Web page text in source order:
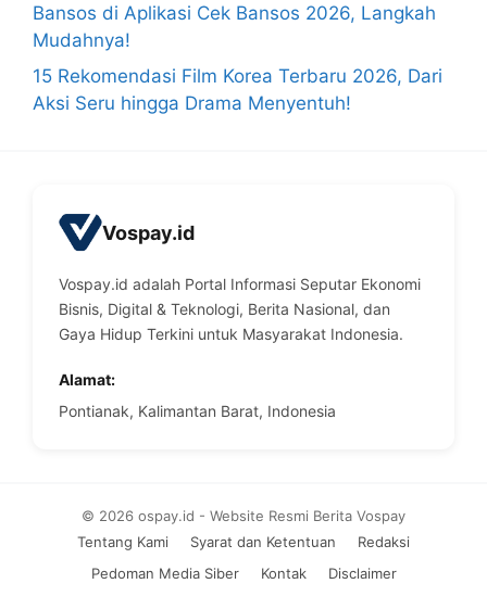
Bansos di Aplikasi Cek Bansos 2026, Langkah
Mudahnya!
15 Rekomendasi Film Korea Terbaru 2026, Dari
Aksi Seru hingga Drama Menyentuh!
Vospay.id
Vospay.id adalah Portal Informasi Seputar Ekonomi
Bisnis, Digital & Teknologi, Berita Nasional, dan
Gaya Hidup Terkini untuk Masyarakat Indonesia.
Alamat:
Pontianak, Kalimantan Barat, Indonesia
Tentang Kami Syarat dan Ketentuan
Redaksi
Pedoman Media Siber
Kontak Disclaimer
© 2026 ospay.id - Website Resmi Berita Vospay